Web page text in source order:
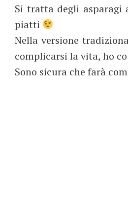
Si tratta degli
piatti
Nella versione
complicarsi la vita, ho
Sono sicura che farà